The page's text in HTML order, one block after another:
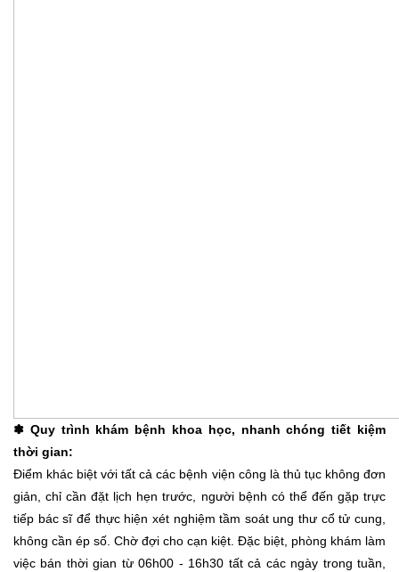
✽ Quy trình khám bệnh khoa học, nhanh chóng tiết kiệm
thời gian:
Điểm khác biệt với tất cả các bệnh viện công là thủ tục không đơn
giản, chỉ cần đặt lịch hẹn trước, người bệnh có thể đến gặp trực
tiếp bác sĩ để thực hiện xét nghiệm tầm soát ung thư cổ tử cung,
không cần ép số. Chờ đợi cho cạn kiệt. Đặc biệt, phòng khám làm
việc bán thời gian từ 06h00 - 16h30 tất cả các ngày trong tuần,